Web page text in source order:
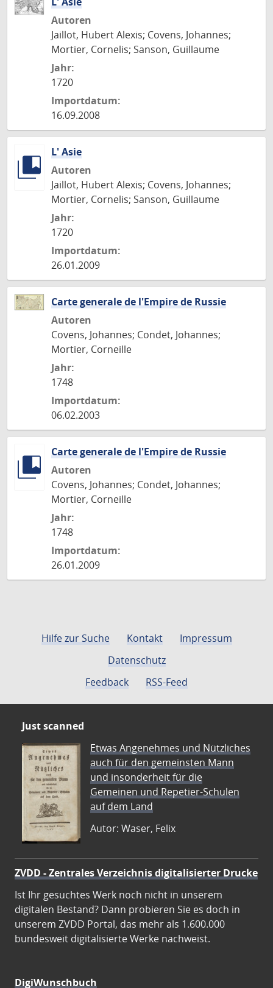
Autoren
Jaillot, Hubert Alexis; Covens, Johannes;
Mortier, Cornelis; Sanson, Guillaume
Jahr:
1720
Importdatum:
16.09.2008
L' Asie
Autoren
Jaillot, Hubert Alexis; Covens, Johannes;
Mortier, Cornelis; Sanson, Guillaume
Jahr:
1720
Importdatum:
26.01.2009
Carte generale de l'Empire de Russie
Autoren
Covens, Johannes; Condet, Johannes;
Mortier, Corneille
Jahr:
1748
Importdatum:
06.02.2003
Carte generale de l'Empire de Russie
Autoren
Covens, Johannes; Condet, Johannes;
Mortier, Corneille
Jahr:
1748
Importdatum:
26.01.2009
Hilfe zur Suche Kontakt
Impressum
Datenschutz
Feedback
RSS-Feed
Just scanned
Etwas Angenehmes und Nützliches
auch für den gemeinsten Mann
und insonderheit für die
Gemeinen und Repetier-Schulen
auf dem Land
Autor: Waser, Felix
ZVDD - Zentrales Verzeichnis digitalisierter Drucke
Ist Ihr gesuchtes Werk noch nicht in unserem
digitalen Bestand? Dann probieren Sie es doch in
unserem ZVDD Portal, das mehr als 1.600.000
bundesweit digitalisierte Werke nachweist.
DigiWunschbuch